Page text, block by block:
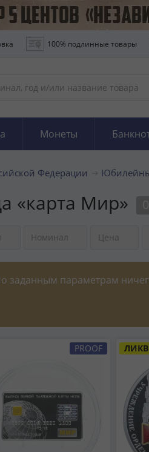
100% подлинные товары
Монеты
Федерации
«карта Мир»
Номинал Цена
заданным параметрам
PROOF